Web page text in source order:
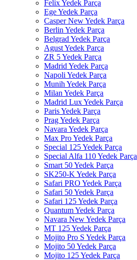
Felix Yedek Parça
Ege Yedek Parça
Casper New Yedek Parça
Berlin Yedek Parça
Belgrad Yedek Parça
Agust Yedek Parça
ZR 5 Yedek Parça
Madrid Yedek Parça
Napoli Yedek Parça
Munih Yedek Parça
Milan Yedek Parça
Madrid Lux Yedek Parça
Paris Yedek Parça
Prag Yedek Parça
Navara Yedek Parça
Max Pro Yedek Parça
Special 125 Yedek Parça
Special Alfa 110 Yedek Parça
Smart 50 Yedek Parça
SK250-K Yedek Parça
Safari PRO Yedek Parça
Safari 50 Yedek Parça
Safari 125 Yedek Parça
Quantum Yedek Parça
Navara New Yedek Parça
MT 125 Yedek Parça
Mojito Pro S Yedek Parça
Mojito 50 Yedek Parça
Mojito 125 Yedek Parça